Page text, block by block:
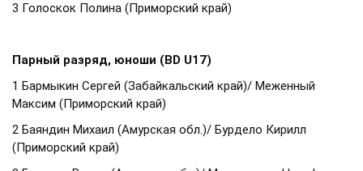
3 Голоскок Полина (Приморский край)
Парный разряд, юноши (BD U17)
1 Бармыкин Сергей (Забайкальский край)/ Меженный
Максим (Приморский край)
2 Баяндин Михаил (Амурская обл.)/ Бурдело Кирилл
(Приморский край)